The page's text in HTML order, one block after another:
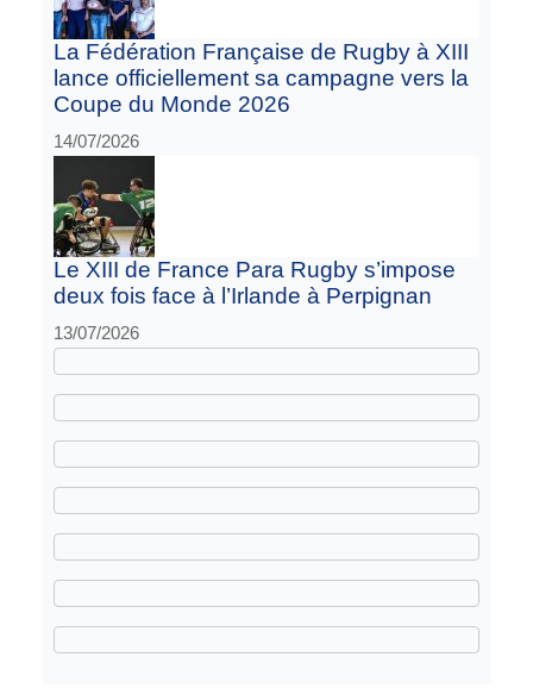
La Fédération Française de Rugby à XIII
lance officiellement sa campagne vers la
Coupe du Monde 2026
14/07/2026
Le XIII de France Para Rugby s’impose
deux fois face à l’Irlande à Perpignan
13/07/2026